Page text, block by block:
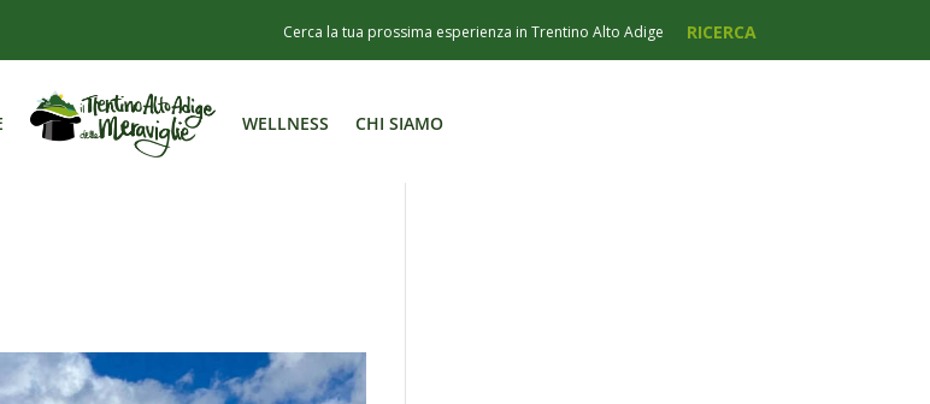
WELLNESS CHI SIAMO
WELLNESS CHI SIAMO